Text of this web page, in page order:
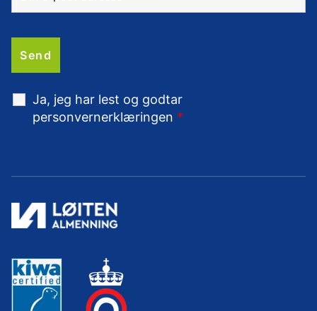
Ja, jeg har lest og godtar
personvernerklæringen *